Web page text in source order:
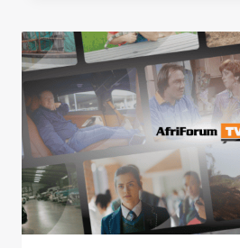
AFRIFORUMTV
IN
DIE
BUITELAND